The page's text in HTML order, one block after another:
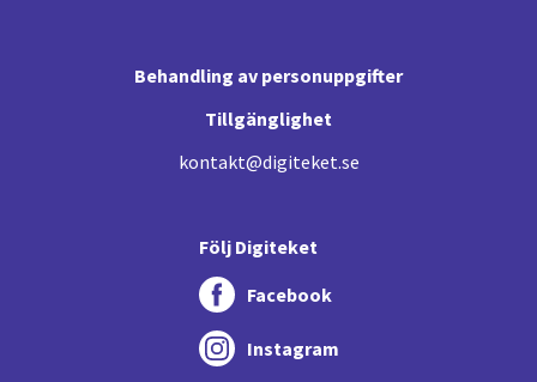
Behandling av personuppgifter
Tillgänglighet
kontakt@digiteket.se
Följ Digiteket
Facebook
Instagram